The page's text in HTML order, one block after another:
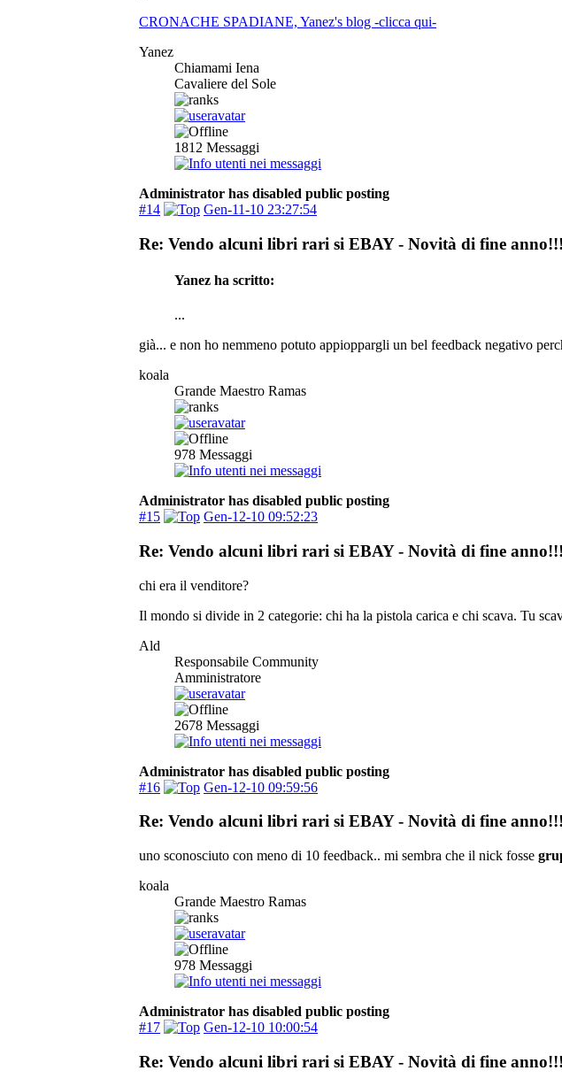
CRONACHE SPADIANE, Yanez's blog -clicca qui-
Yanez
Chiamami Iena
Cavaliere del Sole
1812 Messaggi
Administrator has disabled public posting
#14
Gen-11-10 23:27:54
Re: Vendo alcuni libri rari si EBAY - Novità di fine
Yanez ha scritto:
...
già... e non ho nemmeno potuto appioppargli un bel feedback negativo
koala
Grande Maestro Ramas
978 Messaggi
Administrator has disabled public posting
#15
Gen-12-10 09:52:23
Re: Vendo alcuni libri rari si EBAY - Novità di fine
chi era il venditore?
Il mondo si divide in 2 categorie: chi ha la pistola carica e chi scava. Tu
Ald
Responsabile Community
Amministratore
2678 Messaggi
Administrator has disabled public posting
#16
Gen-12-10 09:59:56
Re: Vendo alcuni libri rari si EBAY - Novità di fine
uno sconosciuto con meno di 10 feedback.. mi sembra che il nick fosse
koala
Grande Maestro Ramas
978 Messaggi
Administrator has disabled public posting
#17
Gen-12-10 10:00:54
Re: Vendo alcuni libri rari si EBAY - Novità di fine